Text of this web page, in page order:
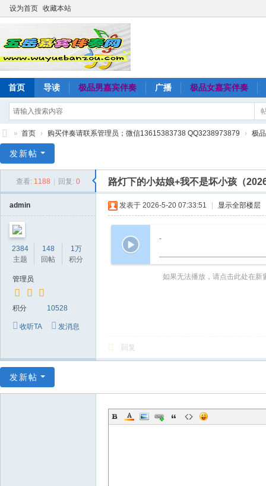
设为首页 收藏本站
首页 导读 极品男嘉宾伴奏 广播 极品女嘉宾伴奏
岳
伴
下
» 首页 › 购买伴奏请联系管理员；微信13615383738 QQ3238973879 › 极
发新帖
查看: 1188 回复: 0 路灯下的小姑娘+我不是坏小孩（
admin
2384
主题
148
回帖
1万
积分
管理员
积分 10528
收听TA 发消息
发表于 2026-5-20 07:33:51 显示全部楼层
-
如果无法播放，请点击此处在新
回复
发新帖